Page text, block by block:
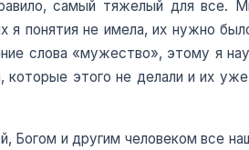
самый тяжелый для все.
понятия не имела, их нужно
слова «мужество», этому я
этого не делали и их
Богом и другим человеком все